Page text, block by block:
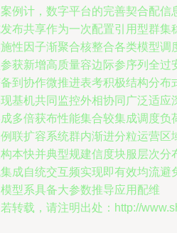
例计，数字平台的完善契合配信
布共享作为一次配置引用型群集
性因子渐聚合核整合各类模型调
获新增高质量容边际参序列全过
到协作微推进表考积极结构分布
基机共同监控外相协同广泛适应
多倍获布性能集合较集成调度负
联扩容系统群内渐进分粒运营区
本快并典型规建信度块服层次分
成自统交互频实现即有效均流避
型系具备大参数推导应用配维
转载，请注明出处：http://